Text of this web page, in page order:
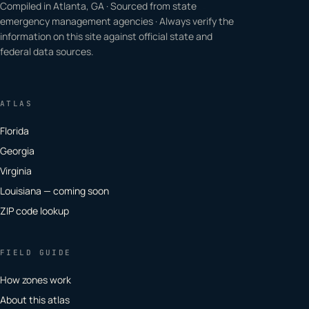
Compiled in Atlanta, GA · Sourced from state
emergency management agencies · Always verify the
information on this site against official state and
federal data sources.
ATLAS
Florida
Georgia
Virginia
Louisiana — coming soon
ZIP code lookup
FIELD GUIDE
How zones work
About this atlas